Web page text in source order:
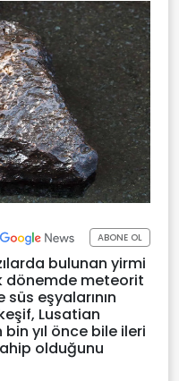
ABONE OL
bulunan yirmi
dönemde meteorit
süs eşyalarının
Lusatian
yıl önce bile ileri
olduğunu